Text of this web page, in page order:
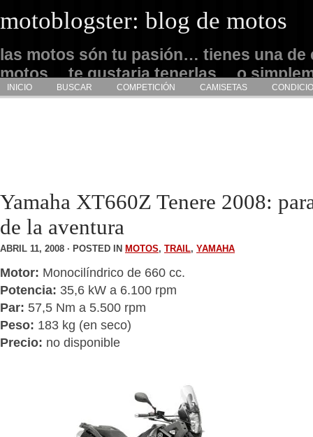
motoblogster: blog de motos
las motos són tu pasión… tienes una de
motos… te gustaria tenerlas… o
admirarlas… este es tu sitio
INICIO BUSCAR COMPETICIÓN CAMISETAS
Yamaha XT660Z Tenere 2008:
de la aventura
ABRIL 11, 2008 · POSTED IN MOTOS, TRAIL, YAMAHA
Motor: Monocilíndrico de 660 cc.
Potencia: 35,6 kW a 6.100 rpm
Par: 57,5 Nm a 5.500 rpm
Peso: 183 kg (en seco)
Precio: no disponible